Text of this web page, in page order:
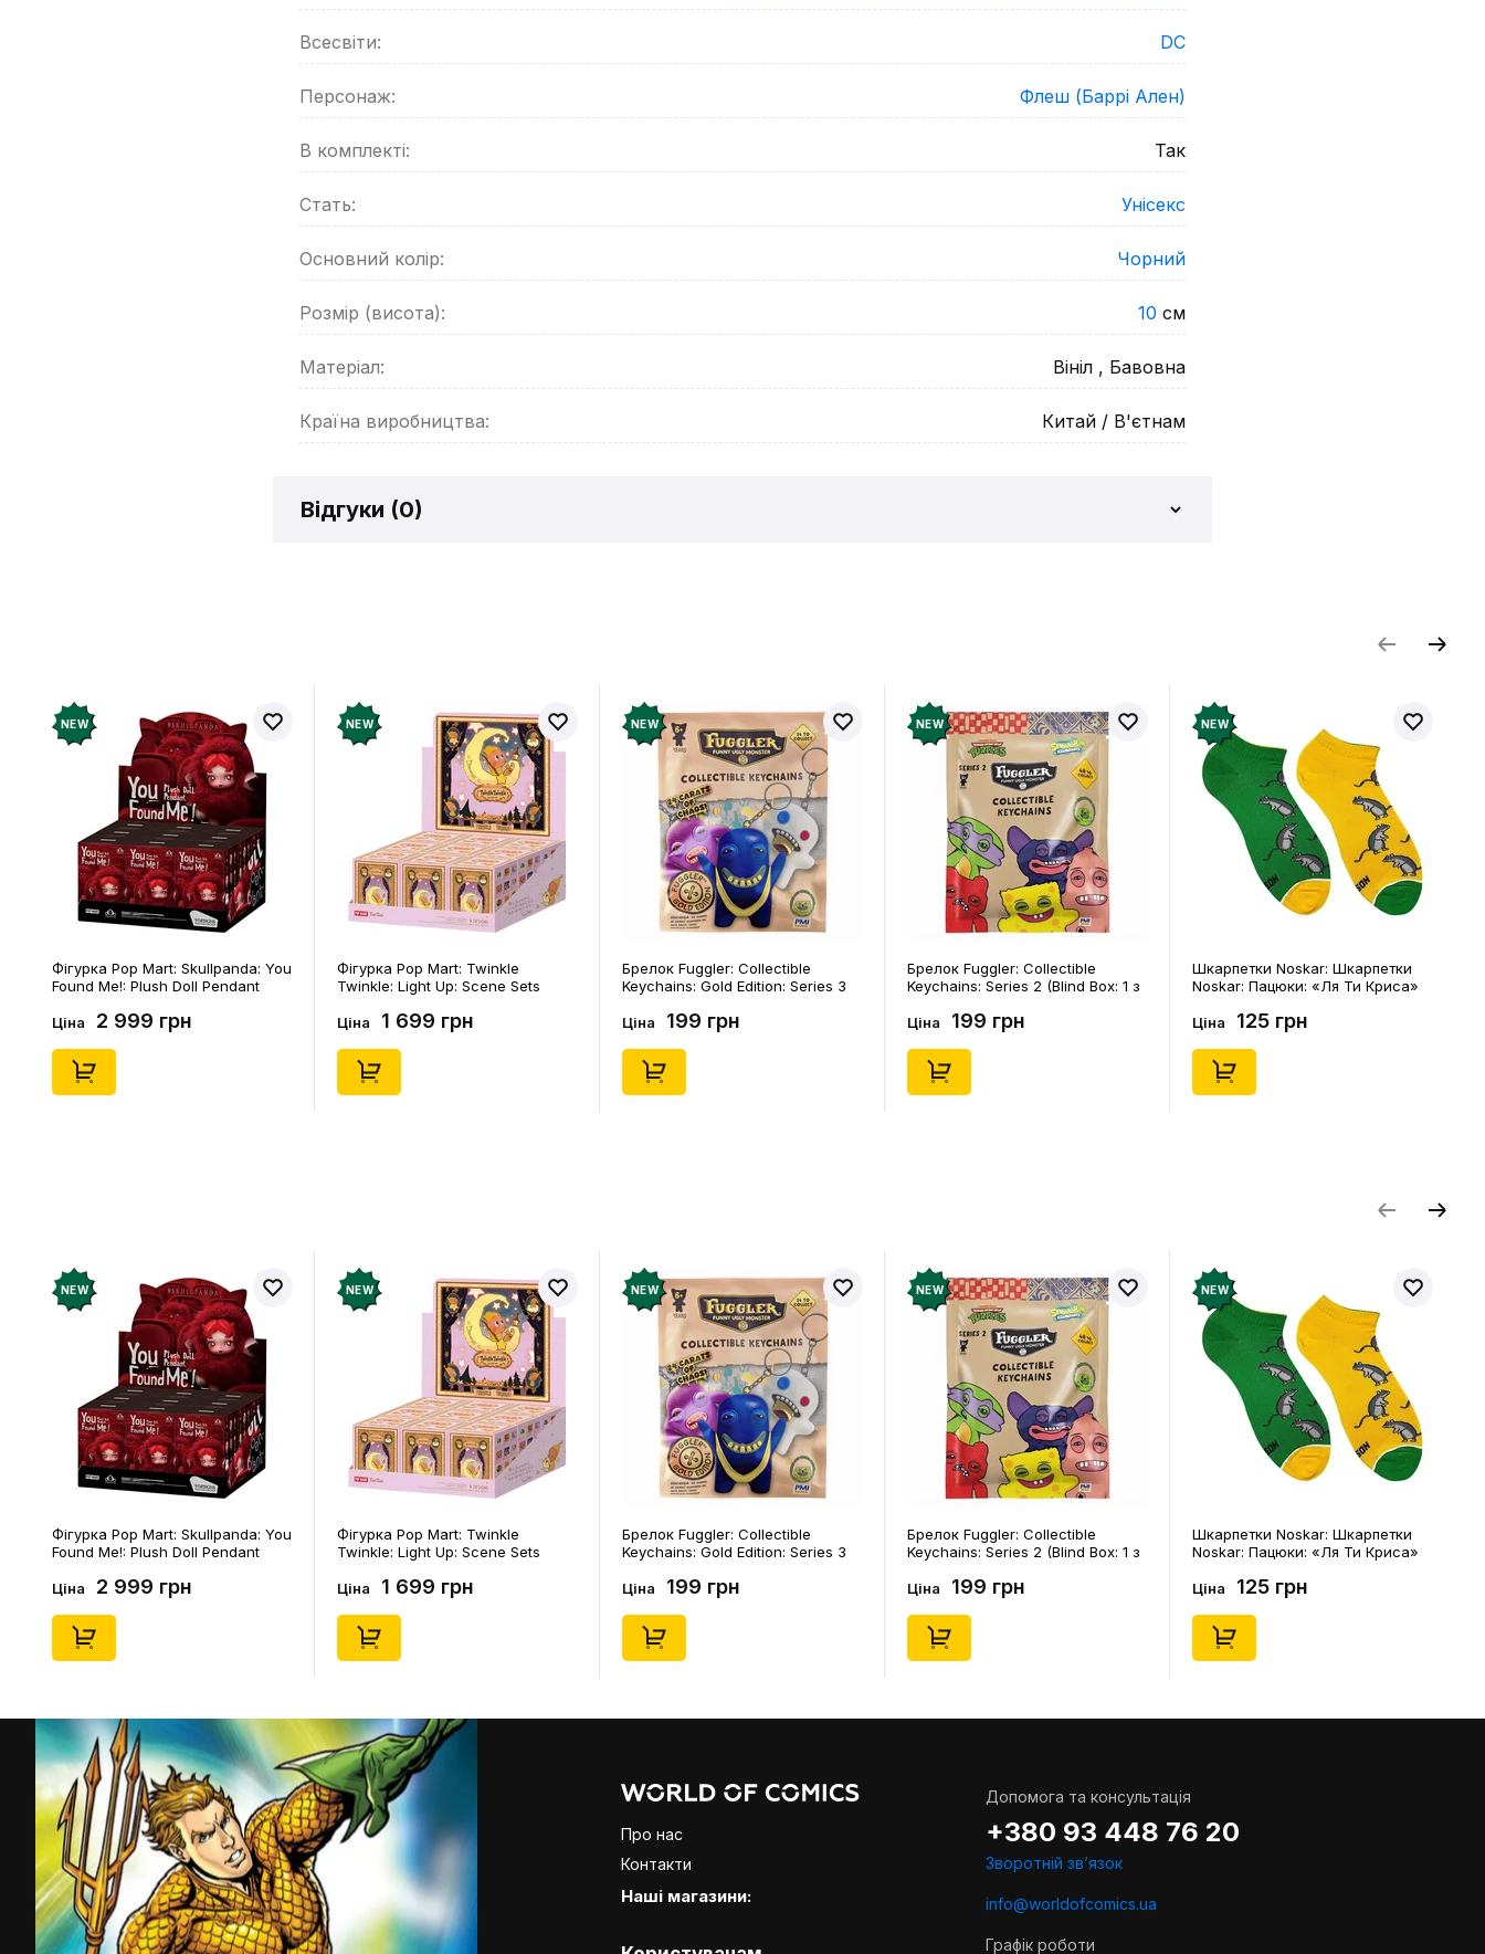
Всесвіти: DC
Персонаж: Флеш (Баррі Ален)
В комплекті: Так
Стать: Унісекс
Основний колір: Чорний
Розмір (висота): 10 см
Матеріал: Вініл , Бавовна
Країна виробництва: Китай / В'єтнам
Відгуки (0)
NEW
Фігурка Pop Mart: Skullpanda: You
Found Me!: Plush Doll Pendant
Edition), (29347)
Ціна 2 999 грн
NEW
Фігурка Pop Mart: Twinkle
Twinkle: Light Up: Scene Sets
Edition), (21372)
Ціна 1 699 грн
NEW
Брелок Fuggler: Collectible
Keychains: Gold Edition: Series 3
Ціна 199 грн
NEW
Брелок Fuggler: Collectible
Keychains: Series 2 (Blind Box: 1 з
Ціна 199 грн
NEW
Шкарпетки Noskar: Шкарпетки
Noskar: Пацюки: «Ля Ти Криса»
Ціна 125 грн
NEW
Фігурка Pop Mart: Skullpanda: You
Found Me!: Plush Doll Pendant
Edition), (29347)
Ціна 2 999 грн
NEW
Фігурка Pop Mart: Twinkle
Twinkle: Light Up: Scene Sets
Edition), (21372)
Ціна 1 699 грн
NEW
Брелок Fuggler: Collectible
Keychains: Gold Edition: Series 3
Ціна 199 грн
NEW
Брелок Fuggler: Collectible
Keychains: Series 2 (Blind Box: 1 з
Ціна 199 грн
NEW
Шкарпетки Noskar: Шкарпетки
Noskar: Пацюки: «Ля Ти Криса»
Ціна 125 грн
Про нас
Контакти
Наші магазини:
Допомога та консультація
+380 93 448 76 20
Зворотній звʼязок
info@worldofcomics.ua
Графік роботи